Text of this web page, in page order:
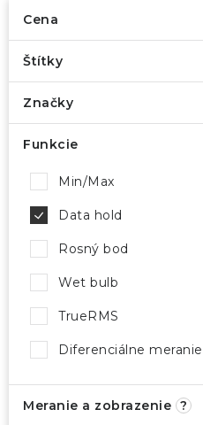
Cena
Štítky
Značky
Funkcie
Min/Max
Data hold
Rosný bod
Wet bulb
TrueRMS
Diferenciálne meranie
Meranie a zobrazenie ?